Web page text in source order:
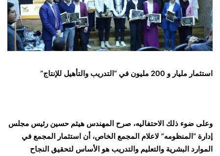
استثمار مليار و 200 مليون في “التدريب والتأهيل للإنتاج”
وعلى ضوء ذلك الاحتفاليه، صرح المهندس هيثم حسين رئيس مجلس
إدارة “المنظومه” لاعلام المجمع الخاص، أن استثمار المجمع في
الموارد البشرية والتعليم والتدريب هو الأساس لتحقيق النجاح